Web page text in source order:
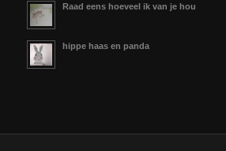
Raad eens hoeveel ik van je hou
hippe haas en panda